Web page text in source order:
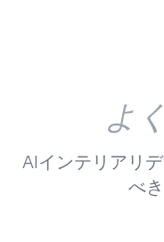
よ
AIインテリアリ
べ